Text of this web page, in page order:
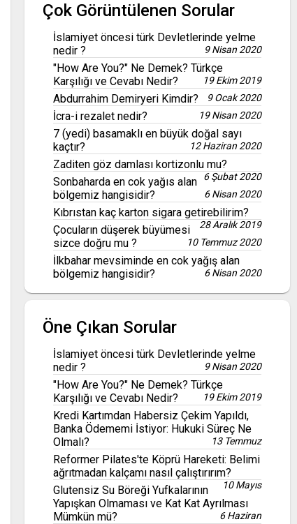
Çok Görüntülenen Sorular
İslamiyet öncesi türk Devletlerinde yelme
nedir ?
9 Nisan 2020
"How Are You?" Ne Demek? Türkçe
Karşılığı ve Cevabı Nedir?
19 Ekim 2019
Abdurrahim Demiryeri Kimdir? 9 Ocak 2020
İcra-i rezalet nedir? 19 Nisan 2020
7 (yedi) basamaklı en büyük doğal sayı
kaçtır?
12 Haziran 2020
Zaditen göz damlası kortizonlu mu?
6 Şubat 2020
Sonbaharda en cok yağıs alan
bölgemiz hangisidir?
6 Nisan 2020
Kıbrıstan kaç karton sigara getirebilirim?
28 Aralık 2019
Çocuların düşerek büyümesi
sizce doğru mu ?
10 Temmuz 2020
İlkbahar mevsiminde en cok yağış alan
bölgemiz hangisidir?
6 Nisan 2020
Öne Çıkan Sorular
İslamiyet öncesi türk Devletlerinde yelme
nedir ?
9 Nisan 2020
"How Are You?" Ne Demek? Türkçe
Karşılığı ve Cevabı Nedir?
19 Ekim 2019
Kredi Kartımdan Habersiz Çekim Yapıldı,
Banka Ödememi İstiyor: Hukuki Süreç Ne
Olmalı?
13 Temmuz
Reformer Pilates'te Köprü Hareketi: Belimi
ağrıtmadan kalçamı nasıl çalıştırırım?
10 Mayıs
Glutensiz Su Böreği Yufkalarının
Yapışkan Olmaması ve Kat Kat Ayrılması
Mümkün mü?
6 Haziran